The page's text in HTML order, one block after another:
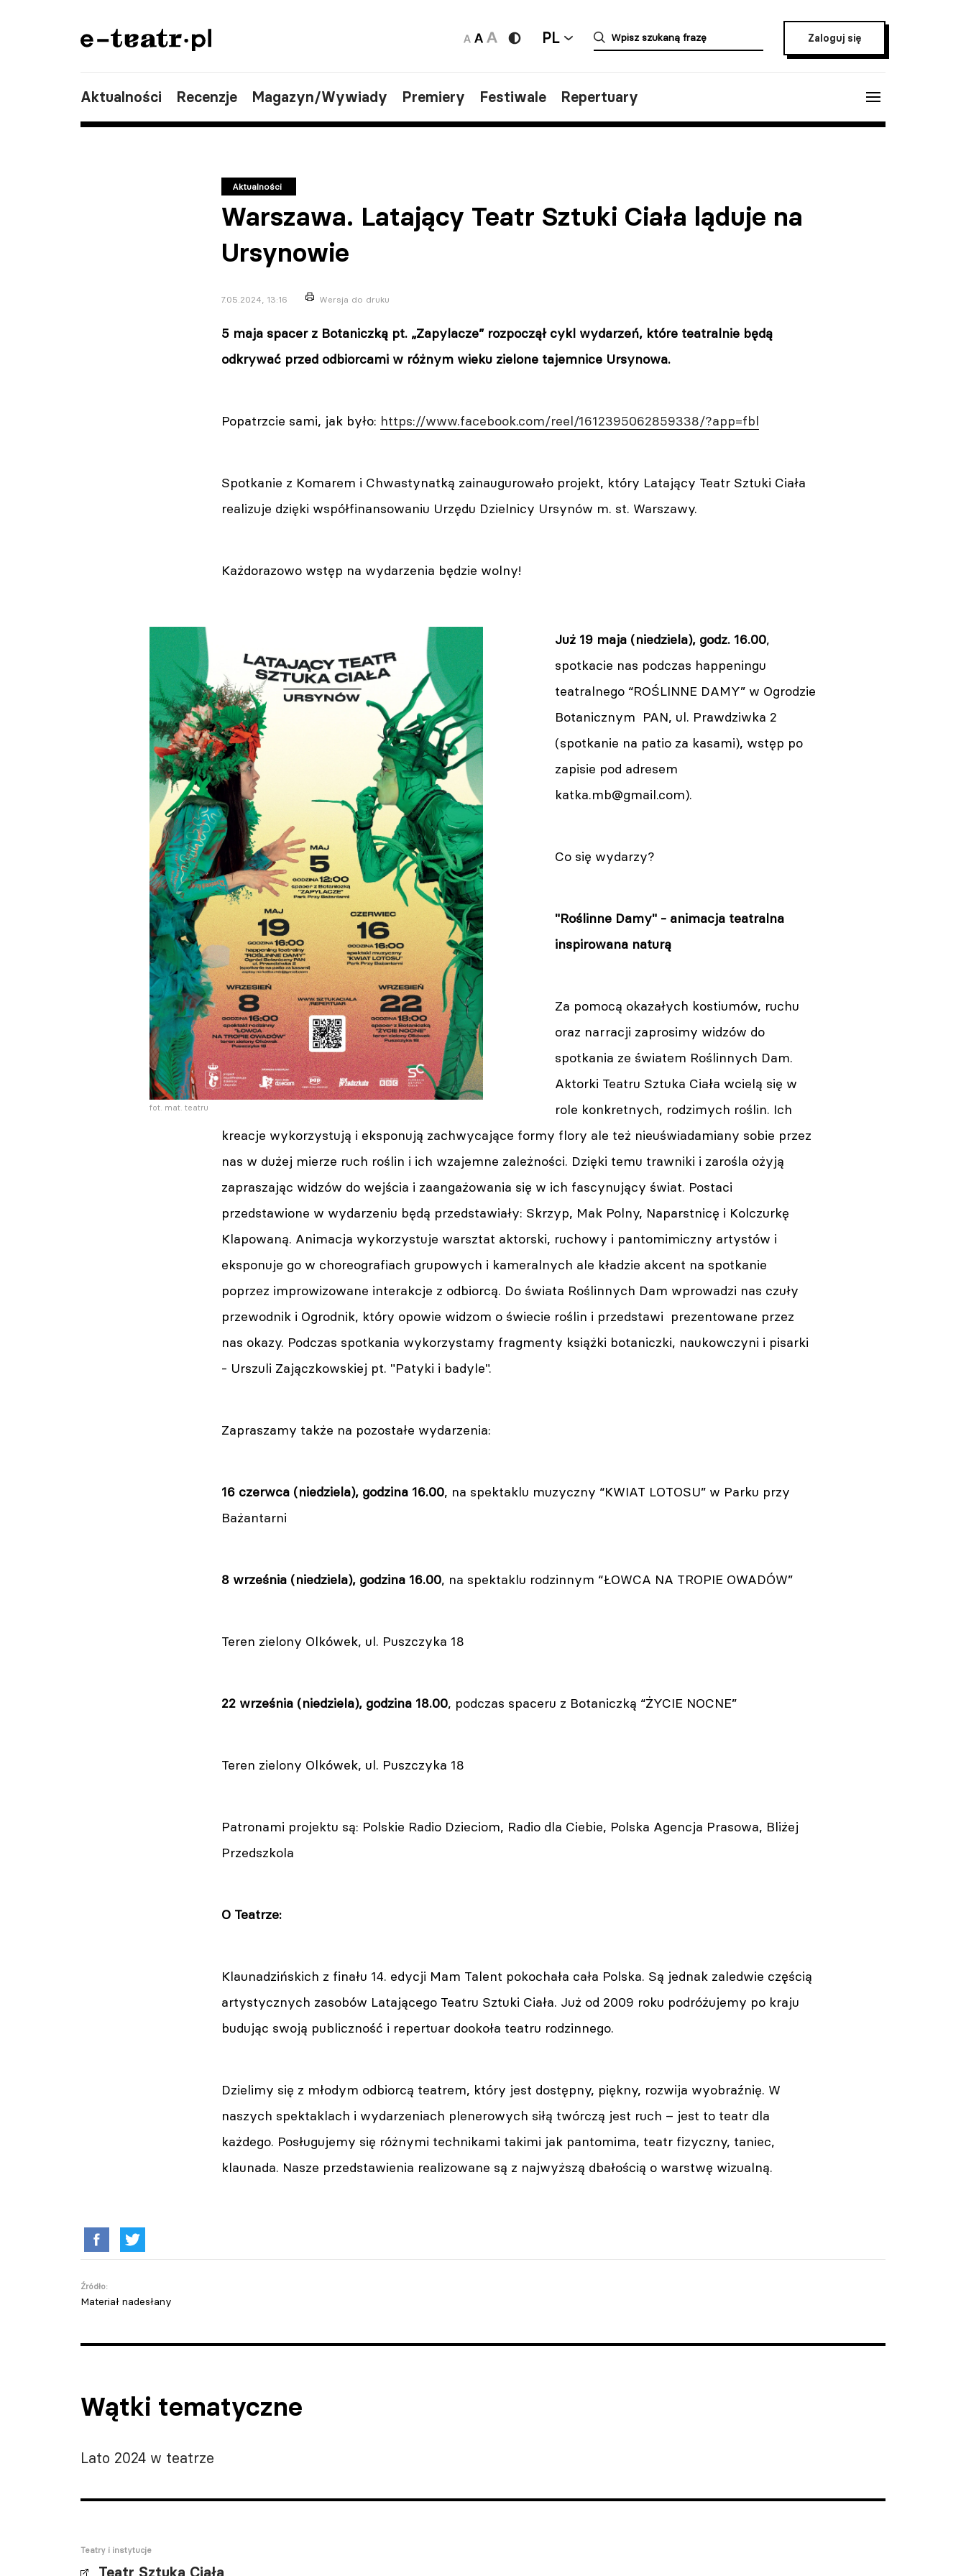
PL Zaloguj się
Aktualności Recenzje Magazyn/Wywiady Premiery Festiwale Repertuary
Aktualności
Warszawa. Latający Teatr Sztuki Ciała ląduje na
Ursynowie
7.05.2024, 13:16 Wersja do druku
5 maja spacer z Botaniczką pt. „Zapylacze” rozpoczął cykl wydarzeń, które teatralnie będą
odkrywać przed odbiorcami w różnym wieku zielone tajemnice Ursynowa.
Popatrzcie sami, jak było: https://www.facebook.com/reel/1612395062859338/?app=fbl
Spotkanie z Komarem i Chwastynatką zainaugurowało projekt, który Latający Teatr Sztuki Ciała
realizuje dzięki współfinansowaniu Urzędu Dzielnicy Ursynów m. st. Warszawy.
Każdorazowo wstęp na wydarzenia będzie wolny!
fot. mat. teatru
Już 19 maja (niedziela), godz. 16.00,
spotkacie nas podczas happeningu
teatralnego “ROŚLINNE DAMY” w Ogrodzie
Botanicznym PAN, ul. Prawdziwka 2
(spotkanie na patio za kasami), wstęp po
zapisie pod adresem
katka.mb@gmail.com).
Co się wydarzy?
"Roślinne Damy" - animacja teatralna
inspirowana naturą
Za pomocą okazałych kostiumów, ruchu
oraz narracji zaprosimy widzów do
spotkania ze światem Roślinnych Dam.
Aktorki Teatru Sztuka Ciała wcielą się w
role konkretnych, rodzimych roślin. Ich
kreacje wykorzystują i eksponują zachwycające formy flory ale też nieuświadamiany sobie przez
nas w dużej mierze ruch roślin i ich wzajemne zależności. Dzięki temu trawniki i zarośla ożyją
zapraszając widzów do wejścia i zaangażowania się w ich fascynujący świat. Postaci
przedstawione w wydarzeniu będą przedstawiały: Skrzyp, Mak Polny, Naparstnicę i Kolczurkę
Klapowaną. Animacja wykorzystuje warsztat aktorski, ruchowy i pantomimiczny artystów i
eksponuje go w choreografiach grupowych i kameralnych ale kładzie akcent na spotkanie
poprzez improwizowane interakcje z odbiorcą. Do świata Roślinnych Dam wprowadzi nas czuły
przewodnik i Ogrodnik, który opowie widzom o świecie roślin i przedstawi prezentowane przez
nas okazy. Podczas spotkania wykorzystamy fragmenty książki botaniczki, naukowczyni i pisarki
- Urszuli Zajączkowskiej pt. "Patyki i badyle".
Zapraszamy także na pozostałe wydarzenia:
16 czerwca (niedziela), godzina 16.00, na spektaklu muzyczny “KWIAT LOTOSU” w Parku przy
Bażantarni
8 września (niedziela), godzina 16.00, na spektaklu rodzinnym “ŁOWCA NA TROPIE OWADÓW”
Teren zielony Olkówek, ul. Puszczyka 18
22 września (niedziela), godzina 18.00, podczas spaceru z Botaniczką “ŻYCIE NOCNE”
Teren zielony Olkówek, ul. Puszczyka 18
Patronami projektu są: Polskie Radio Dzieciom, Radio dla Ciebie, Polska Agencja Prasowa, Bliżej
Przedszkola
O Teatrze:
Klaunadzińskich z finału 14. edycji Mam Talent pokochała cała Polska. Są jednak zaledwie częścią
artystycznych zasobów Latającego Teatru Sztuki Ciała. Już od 2009 roku podróżujemy po kraju
budując swoją publiczność i repertuar dookoła teatru rodzinnego.
Dzielimy się z młodym odbiorcą teatrem, który jest dostępny, piękny, rozwija wyobraźnię. W
naszych spektaklach i wydarzeniach plenerowych siłą twórczą jest ruch – jest to teatr dla
każdego. Posługujemy się różnymi technikami takimi jak pantomima, teatr fizyczny, taniec,
klaunada. Nasze przedstawienia realizowane są z najwyższą dbałością o warstwę wizualną.
Źródło:
Materiał nadesłany
Wątki tematyczne
Lato 2024 w teatrze
Teatry i instytucje
Teatr Sztuka Ciała